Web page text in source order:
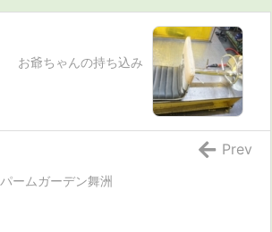
お爺ちゃんの持ち込み
パームガーデン舞洲
Prev